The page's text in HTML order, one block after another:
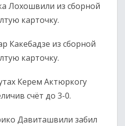
Лохошвили из сборной
карточку.
Какебадзе из сборной
карточку.
Керем Актюркогу
счёт до 3-0.
Давиташвили забил